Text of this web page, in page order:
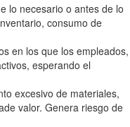
lo necesario o antes de lo
consumo de
en los que los empleados,
esperando el
excesivo de materiales,
valor. Genera riesgo de